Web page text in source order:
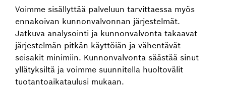
Voimme sisällyttää palveluun tarvittaessa myös
ennakoivan kunnonvalvonnan järjestelmät.
Jatkuva analysointi ja kunnonvalvonta takaavat
järjestelmän pitkän käyttöiän ja vähentävät
seisakit minimiin. Kunnonvalvonta säästää sinut
yllätyksiltä ja voimme suunnitella huoltovälit
tuotantoaikataulusi mukaan.